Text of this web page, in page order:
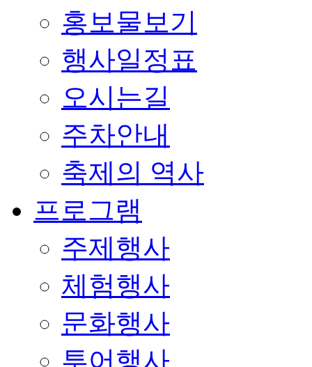
홍보물보기
행사일정표
오시는길
주차안내
축제의 역사
프로그램
주제행사
체험행사
문화행사
투어행사